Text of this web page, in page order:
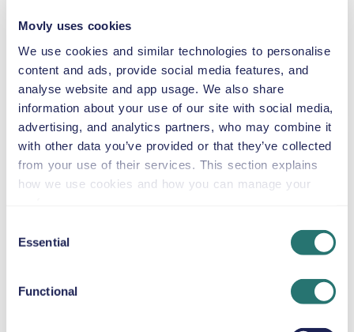
Movly uses cookies
We use cookies and similar technologies to personalise
content and ads, provide social media features, and
analyse website and app usage. We also share
information about your use of our site with social media,
advertising, and analytics partners, who may combine it
with other data you’ve provided or that they’ve collected
from your use of their services. This section explains
how we use cookies and how you can manage your
Selection
Essential
Functional
Automatique
4 portes
5 sièges
à partir de 46 $US
par jour
Chrysler Pacifica
ou similaire
Automatique
46 $US